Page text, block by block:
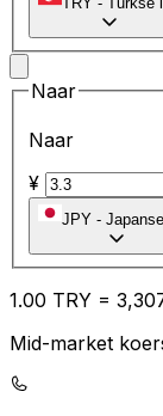
Naar
Naar
¥
JPY -
1.00 TRY = 3,
Mid-market